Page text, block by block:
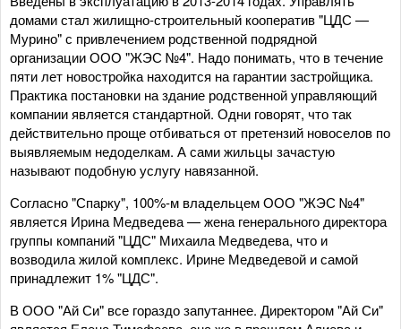
домами стал жилищно-строительный кооператив "ЦДС —
Мурино" с привлечением родственной подрядной
организации ООО "ЖЭС №4". Надо понимать, что в течение
пяти лет новостройка находится на гарантии застройщика.
Практика постановки на здание родственной управляющий
компании является стандартной. Одни говорят, что так
действительно проще отбиваться от претензий новоселов по
выявляемым недоделкам. А сами жильцы зачастую
называют подобную услугу навязанной.
Согласно "Спарку", 100%-м владельцем ООО "ЖЭС №4"
является Ирина Медведева — жена генерального директора
группы компаний "ЦДС" Михаила Медведева, что и
возводила жилой комплекс. Ирине Медведевой и самой
принадлежит 1% "ЦДС".
В ООО "Ай Си" все гораздо запутаннее. Директором "Ай Си"